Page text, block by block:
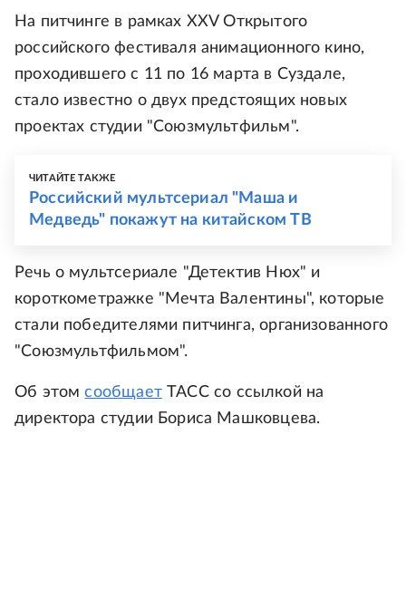
На питчинге в рамках XXV Открытого
российского фестиваля анимационного кино,
проходившего с 11 по 16 марта в Суздале,
стало известно о двух предстоящих новых
проектах студии "Союзмультфильм".
ЧИТАЙТЕ ТАКЖЕ
Российский мультсериал "Маша и
Медведь" покажут на китайском ТВ
Речь о мультсериале "Детектив Нюх" и
короткометражке "Мечта Валентины", которые
стали победителями питчинга, организованного
"Союзмультфильмом".
Об этомсообщаетТАСС со ссылкой на
директора студии Бориса Машковцева.